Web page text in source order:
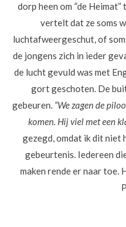
dorp heen om “de
vertelt dat ze soms
luchtafweergeschut, of
de jongens zich in ieder
de lucht gevuld was met
gort geschoten. De
gebeuren. “We zagen de
komen. Hij viel met een
gezegd, omdat ik dit niet
gebeurtenis. Iedereen
maken rende er naar toe.